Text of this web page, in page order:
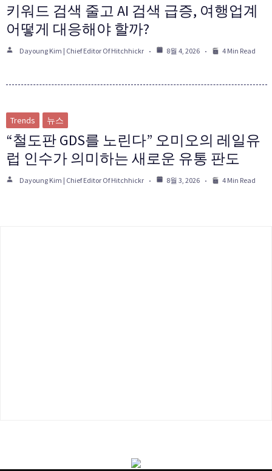
키워드 검색 줄고 AI 검색 급증, 여행업계
어떻게 대응해야 할까?
Dayoung Kim | Chief Editor Of Hitchhickr 8월 4, 2026 4 Min Read
Trends 뉴스
“철도판 GDS를 노린다” 오미오의 레일유
럽 인수가 의미하는 새로운 유통 판도
Dayoung Kim | Chief Editor Of Hitchhickr 8월 3, 2026 4 Min Read